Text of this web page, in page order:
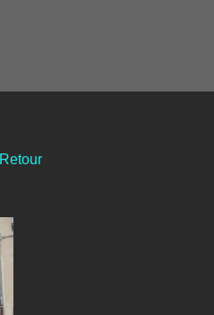
Retour